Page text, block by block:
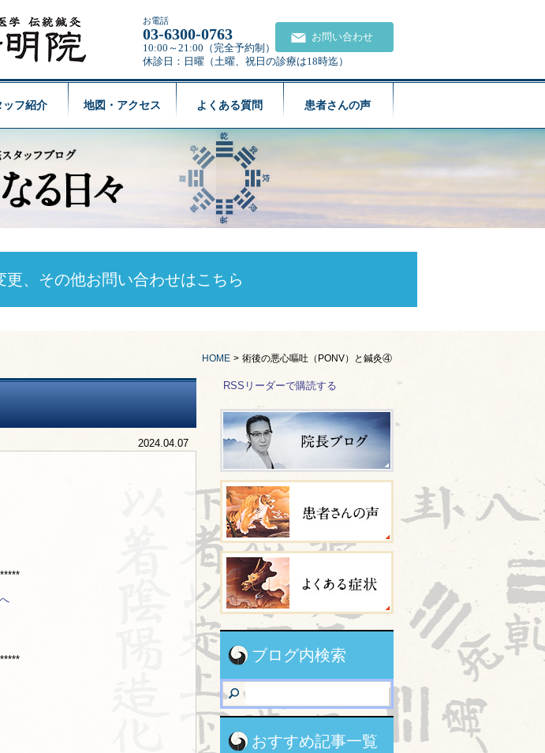
お電話
03-6300-0763
10:00～21:00（完全予約制）
お問い合わせ
休診日：日曜（土曜、祝日の診療は18時迄）
ッフ紹介 地図・アクセス よくある質問 患者さんの声
、 その他お問い合わせはこちら
HOME > 術後の悪心嘔吐（PONV）と鍼灸④
2024.04.07
RSSリーダーで購読する
ブログ内検索
おすすめ記事一覧